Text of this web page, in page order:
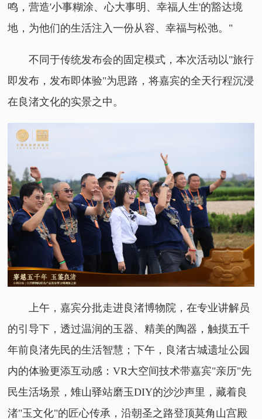
鸣，营造'小事糊涂、心大事明、幸福人生'的豁达境
地，为他们的生活注入一份从容、幸福与松弛。"
不同于传统发布会的固定模式，本次活动以"旅行
即发布，发布即体验"为思路，将嘉宾的全天行程沉浸
在良渚文化的实景之中。
上午，嘉宾分批走进良渚博物院，在专业讲解员
的引导下，透过温润的玉器、精美的陶器，触摸五千
年前良渚先民的生活智慧；下午，良渚古城遗址公园
内的体验更添互动感：VR大空间技术带嘉宾"亲历"先
民生活场景，雉山驿站磨玉DIY的沙沙声里，藏着良
渚"玉文化"的匠心传承，沿朝圣之路登顶莫角山宫殿